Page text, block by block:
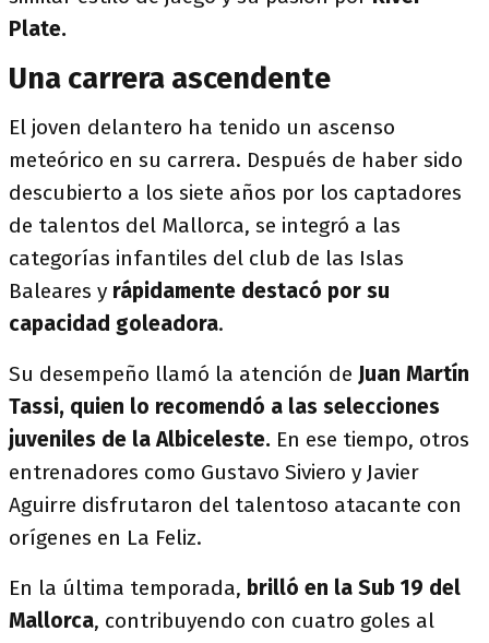
Plate.
Una carrera ascendente
El joven delantero ha tenido un ascenso
meteórico en su carrera. Después de haber sido
descubierto a los siete años por los captadores
de talentos del Mallorca, se integró a las
categorías infantiles del club de las Islas
Baleares y rápidamente destacó por su
capacidad goleadora.
Su desempeño llamó la atención de Juan Martín
Tassi, quien lo recomendó a las selecciones
juveniles de la Albiceleste. En ese tiempo, otros
entrenadores como Gustavo Siviero y Javier
Aguirre disfrutaron del talentoso atacante con
orígenes en La Feliz.
En la última temporada, brilló en la Sub 19 del
Mallorca, contribuyendo con cuatro goles al